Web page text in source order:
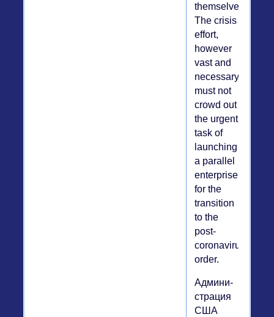
themselves.
The crisis
effort,
however
vast and
necessary,
must not
crowd out
the urgent
task of
launching
a parallel
enterprise
for the
transition
to the
post-
coronavirus
order.
Ад­ми­ни­
стра­ция
США